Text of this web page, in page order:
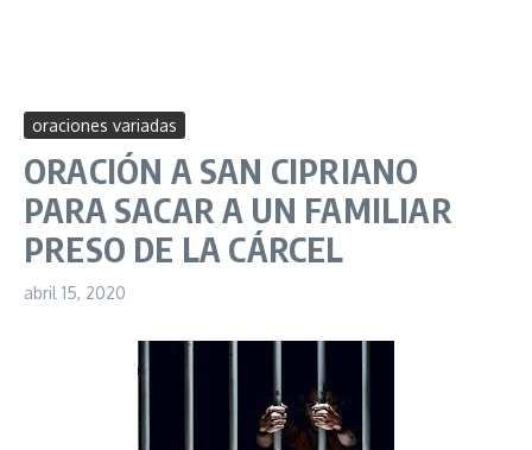
oraciones variadas
ORACIÓN A SAN CIPRIANO
PARA SACAR A UN FAMILIAR
PRESO DE LA CÁRCEL
abril 15, 2020